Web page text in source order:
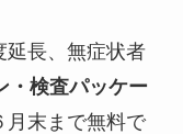
延長、無症状者
・検査パッケー
月末まで無料で